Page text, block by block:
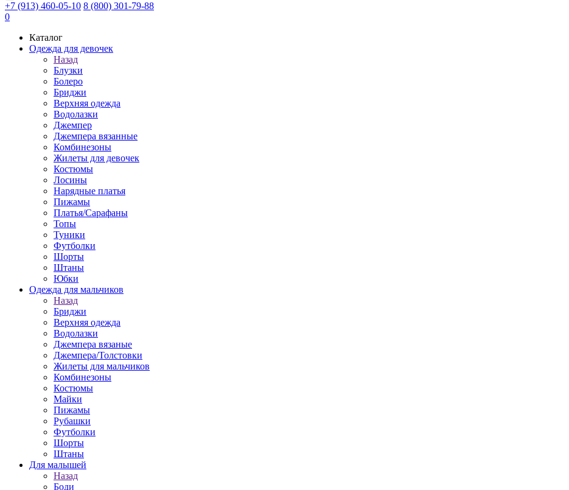
+7 (913) 460-05-10 8 (800) 301-79-88
0
Каталог
Одежда для девочек
Назад
Блузки
Болеро
Бриджи
Верхняя одежда
Водолазки
Джемпер
Джемпера вязанные
Комбинезоны
Жилеты для девочек
Костюмы
Лосины
Нарядные платья
Пижамы
Платья/Сарафаны
Топы
Туники
Футболки
Шорты
Штаны
Юбки
Одежда для мальчиков
Назад
Бриджи
Верхняя одежда
Водолазки
Джемпера вязаные
Джемпера/Толстовки
Жилеты для мальчиков
Комбинезоны
Костюмы
Майки
Пижамы
Рубашки
Футболки
Шорты
Штаны
Для малышей
Назад
Боди